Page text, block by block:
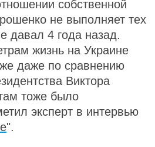
собственной
не выполняет тех
давал 4 года назад.
жизнь на Украине
даже по сравнению
Виктора
тоже было
эксперт в интервью
".